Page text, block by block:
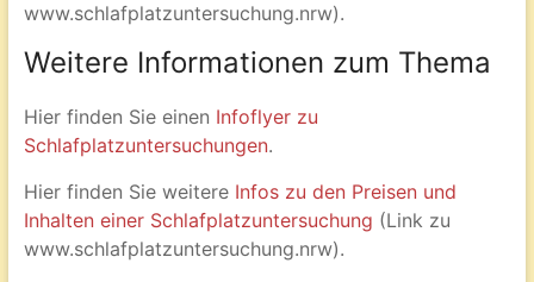
www.schlafplatzuntersuchung.nrw).
Weitere Informationen zum Thema
Hier finden Sie einen Infoflyer zu
Schlafplatzuntersuchungen.
Hier finden Sie weitere Infos zu den Preisen und
Inhalten einer Schlafplatzuntersuchung (Link zu
www.schlafplatzuntersuchung.nrw).